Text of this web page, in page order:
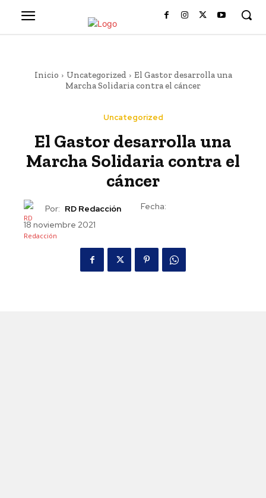
Inicio Uncategorized
El Gastor desarrolla una
Marcha Solidaria contra el cáncer
Uncategorized
El Gastor desarrolla una
Marcha Solidaria contra el
cáncer
Por: RD Redacción
Fecha:
18 noviembre 2021